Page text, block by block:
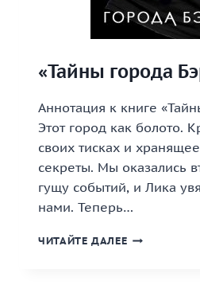
«Тайны города
Аннотация к книге
Этот город как болото.
своих тисках и
секреты. Мы оказались
гущу событий, и Лика
нами. Теперь…
ЧИТАЙТЕ ДАЛЕЕ «ТАЙНЫ